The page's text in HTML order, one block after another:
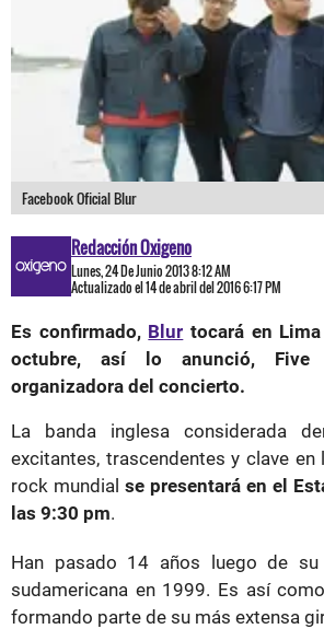
Facebook Oficial Blur
Redacción Oxigeno
Lunes, 24 De Junio 2013 8:12 AM
Actualizado el 14 de abril del 2016 6:17 PM
Es confirmado, Blur tocará en
octubre, así lo anunció, Five
organizadora del concierto.
La banda inglesa considerada
excitantes, trascendentes y clave
rock mundial se presentará en el
las 9:30 pm.
Han pasado 14 años luego de su
sudamericana en 1999. Es así
formando parte de su más extensa